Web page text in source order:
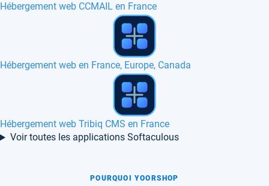
Hébergement web AEF en France
Hébergement web TheHostingTool en France, Europe
Partenaires
Voir toutes les applications Softaculous
POURQUOI YOORSHOP